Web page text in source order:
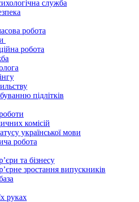
служба
робота
робота
підлітків
комісій
української мови
робота
та бізнесу
зростання випускників
руках